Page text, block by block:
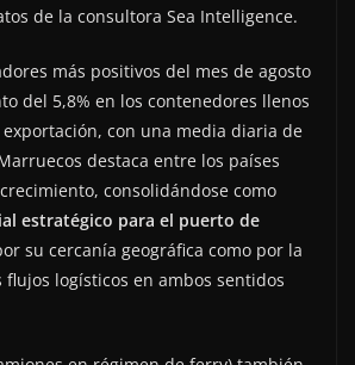
de la consultora Sea Intelligence.
más positivos del mes de agosto
del 5,8% en los contenedores llenos
con una media diaria de
destaca entre los países
consolidándose como
estratégico para el puerto de
su cercanía geográfica como por la
logísticos en ambos sentidos